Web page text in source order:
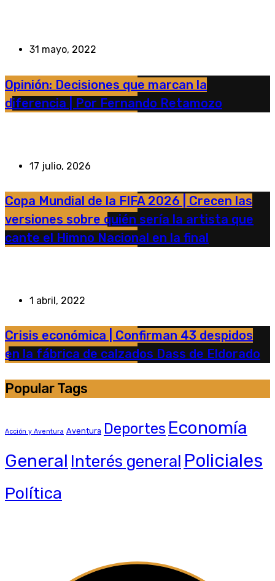
31 mayo, 2022
Opinión: Decisiones que marcan la
diferencia | Por Fernando Retamozo
17 julio, 2026
Copa Mundial de la FIFA 2026 | Crecen las
versiones sobre quién sería la artista que
cante el Himno Nacional en la final
1 abril, 2022
Crisis económica | Confirman 43 despidos
en la fábrica de calzados Dass de Eldorado
Popular Tags
Acción y Aventura Aventura Deportes Economía
General Interés general Policiales
Política